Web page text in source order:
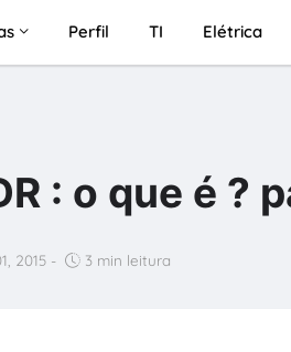
Perfil TI Elétrica
: o que é ?
2015 - 3 min leitura